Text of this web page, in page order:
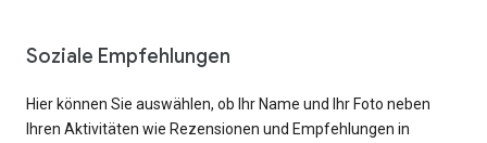
Soziale Empfehlungen
Hier können Sie auswählen, ob Ihr Name und Ihr Foto neben
Ihren Aktivitäten wie Rezensionen und Empfehlungen in